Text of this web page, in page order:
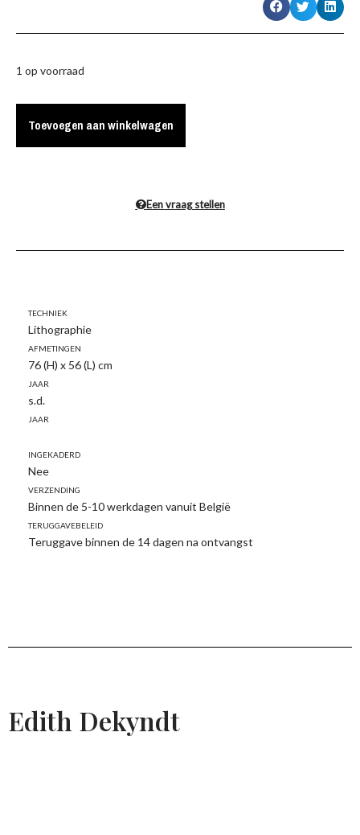
1 op voorraad
Toevoegen aan winkelwagen
Een vraag stellen
Techniek
Lithographie
Afmetingen
76 (H) x 56 (L) cm
Jaar
s.d.
Jaar
Ingekaderd
Nee
Verzending
Binnen de 5-10 werkdagen vanuit België
Teruggavebeleid
Teruggave binnen de 14 dagen na ontvangst
Edith Dekyndt